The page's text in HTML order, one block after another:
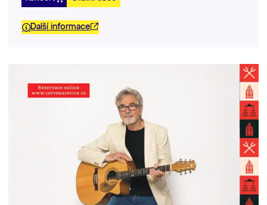
Další informace